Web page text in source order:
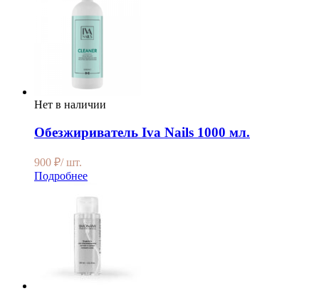
Нет в наличии
Обезжириватель Iva Nails 1000 мл.
900 ₽/ шт.
Подробнее